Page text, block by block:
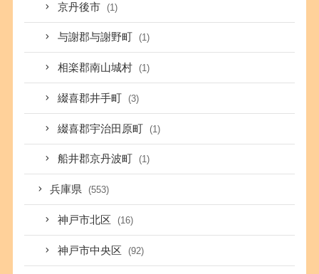
京丹後市 (1)
与謝郡与謝野町 (1)
相楽郡南山城村 (1)
綴喜郡井手町 (3)
綴喜郡宇治田原町 (1)
船井郡京丹波町 (1)
兵庫県 (553)
神戸市北区 (16)
神戸市中央区 (92)